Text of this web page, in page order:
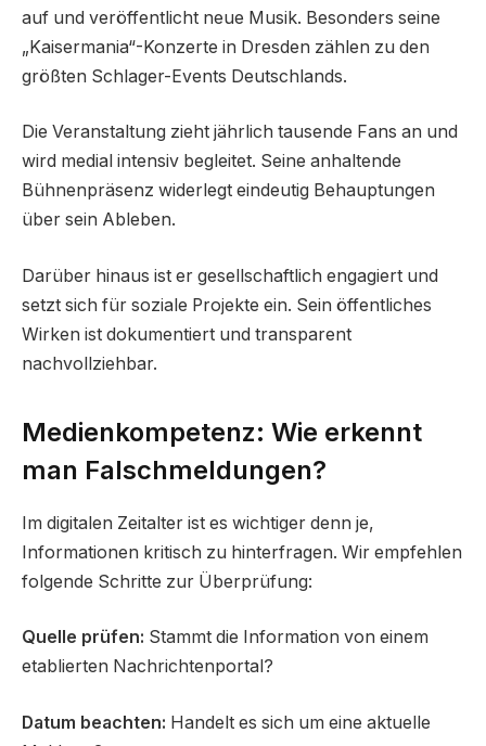
auf und veröffentlicht neue Musik. Besonders seine
„Kaisermania“-Konzerte in Dresden zählen zu den
größten Schlager-Events Deutschlands.
Die Veranstaltung zieht jährlich tausende Fans an und
wird medial intensiv begleitet. Seine anhaltende
Bühnenpräsenz widerlegt eindeutig Behauptungen
über sein Ableben.
Darüber hinaus ist er gesellschaftlich engagiert und
setzt sich für soziale Projekte ein. Sein öffentliches
Wirken ist dokumentiert und transparent
nachvollziehbar.
Medienkompetenz: Wie erkennt
man Falschmeldungen?
Im digitalen Zeitalter ist es wichtiger denn je,
Informationen kritisch zu hinterfragen. Wir empfehlen
folgende Schritte zur Überprüfung:
Quelle prüfen: Stammt die Information von einem
etablierten Nachrichtenportal?
Datum beachten: Handelt es sich um eine aktuelle